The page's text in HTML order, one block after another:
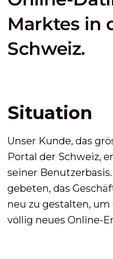
Marktes in
Schweiz.
Situation
Unser Kunde, das
Portal der Schweiz,
seiner
gebeten, das
neu zu gestalten,
völlig neues Online-